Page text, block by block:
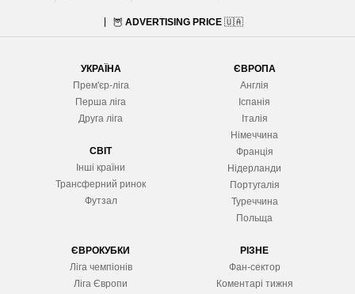
🦉 ADVERTISING PRICE 🇺🇦
УКРАЇНА
Прем'єр-ліга
Перша ліга
Друга ліга
СВІТ
Інші країни
Трансферний ринок
Футзал
ЄВРОПА
Англія
Іспанія
Італія
Німеччина
Франція
Нідерланди
Португалія
Туреччина
Польща
ЄВРОКУБКИ
Ліга чемпіонів
Ліга Європи
РІЗНЕ
Фан-сектор
Коментарі тижня